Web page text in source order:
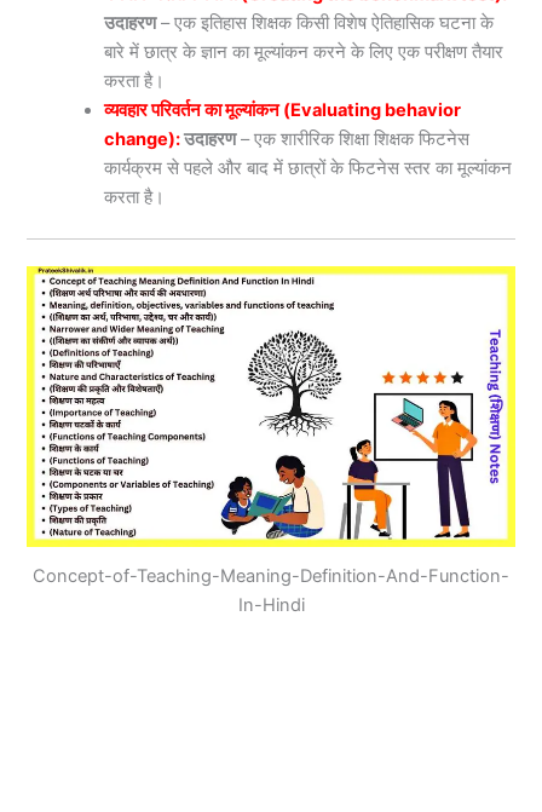
उदाहरण– एक इतिहास शिक्षक किसी विशेष ऐतिहासिक घटना के
बारे में छात्र के ज्ञान का मूल्यांकन करने के लिए एक परीक्षण तैयार
करता है।
व्यवहार परिवर्तन का मूल्यांकन (Evaluating behavior
change):उदाहरण– एक शारीरिक शिक्षा शिक्षक फिटनेस
कार्यक्रम से पहले और बाद में छात्रों के फिटनेस स्तर का मूल्यांकन
करता है।
Concept-of-Teaching-Meaning-Definition-And-Function-
In-Hindi